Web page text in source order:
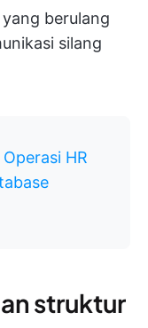
berulang
silang
HR
struktur